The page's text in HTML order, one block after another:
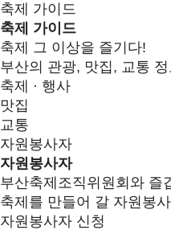
축제 가이드
축제 가이드
축제 그 이상을 즐기다!
부산의 관광, 맛집, 교통
축제 · 행사
맛집
교통
자원봉사자
자원봉사자
부산축제조직위원회와 즐
축제를 만들어 갈 자원봉
자원봉사자 신청